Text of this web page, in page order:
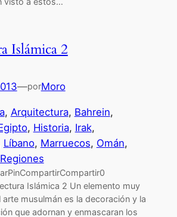
Islámica 2
—porMoro
, Arquitectura, Bahrein
, Historia, Irak
Líbano, Marruecos, Omán
Islámica 2 Un elemento muy
musulmán es la decoración y la
que adornan y enmascaran los